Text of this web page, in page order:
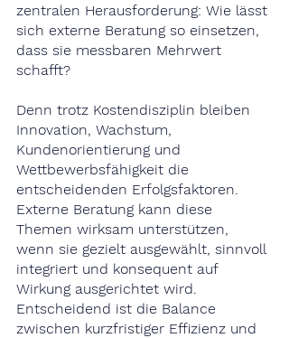
zentralen Herausforderung: Wie lässt
sich externe Beratung so einsetzen,
dass sie messbaren Mehrwert
schafft?
Denn trotz Kostendisziplin bleiben
Innovation, Wachstum,
Kundenorientierung und
Wettbewerbsfähigkeit die
entscheidenden Erfolgsfaktoren.
Externe Beratung kann diese
Themen wirksam unterstützen,
wenn sie gezielt ausgewählt, sinnvoll
integriert und konsequent auf
Wirkung ausgerichtet wird.
Entscheidend ist die Balance
zwischen kurzfristiger Effizienz und